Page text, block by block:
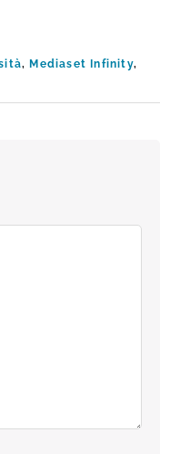
,Mediaset Infinity,